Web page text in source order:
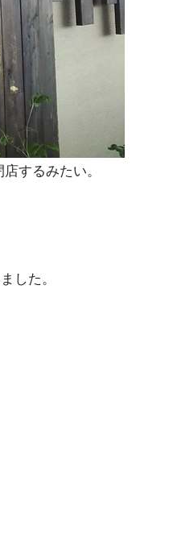
するみたい。
した。